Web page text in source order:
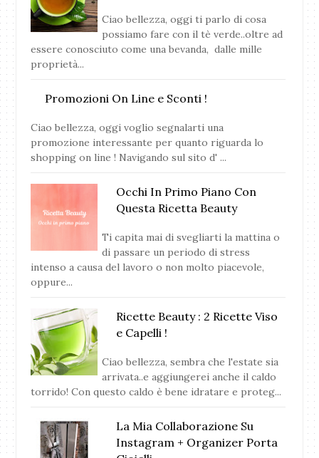
Ciao bellezza, oggi ti parlo di cosa
possiamo fare con il tè verde..oltre ad
essere conosciuto come una bevanda, dalle mille
proprietà...
Promozioni On Line e Sconti !
Ciao bellezza, oggi voglio segnalarti una
promozione interessante per quanto riguarda lo
shopping on line ! Navigando sul sito d' ...
Occhi In Primo Piano Con
Questa Ricetta Beauty
Ti capita mai di svegliarti la mattina o
di passare un periodo di stress
intenso a causa del lavoro o non molto piacevole,
oppure...
Ricette Beauty : 2 Ricette Viso
e Capelli !
Ciao bellezza, sembra che l'estate sia
arrivata..e aggiungerei anche il caldo
torrido! Con questo caldo è bene idratare e proteg...
La Mia Collaborazione Su
Instagram + Organizer Porta